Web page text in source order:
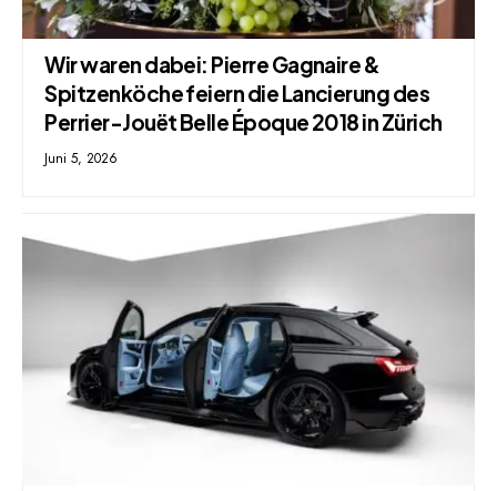
Wir waren dabei: Pierre Gagnaire &
Spitzenköche feiern die Lancierung des
Perrier-Jouët Belle Époque 2018 in Zürich
Juni 5, 2026